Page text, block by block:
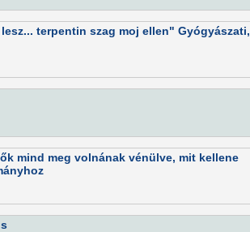
terpentin szag moj ellen" Gyógyászati,
mind meg volnának vénülve, mit kellene